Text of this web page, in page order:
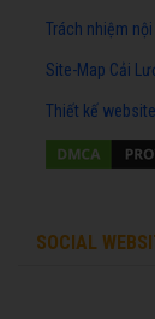
Trách nhiệm
Site-Map Cải
Thiết kế website
SOCIAL